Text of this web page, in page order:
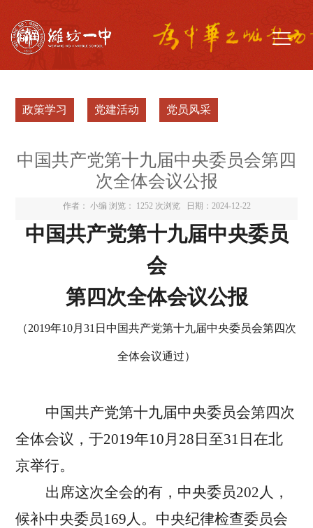
政策学习 党建活动 党员风采
中国共产党第十九届中央委员会第四
次全体会议公报
作者： 小编 浏览： 1252 次浏览日期：2024-12-22
中国共产党第十九届中央委员
会
第四次全体会议公报
（2019年10月31日中国共产党第十九届中央委员会第四次
全体会议通过）
中国共产党第十九届中央委员会第四次
全体会议，于2019年10月28日至31日在北
京举行。
出席这次全会的有，中央委员202人，
候补中央委员169人。中央纪律检查委员会